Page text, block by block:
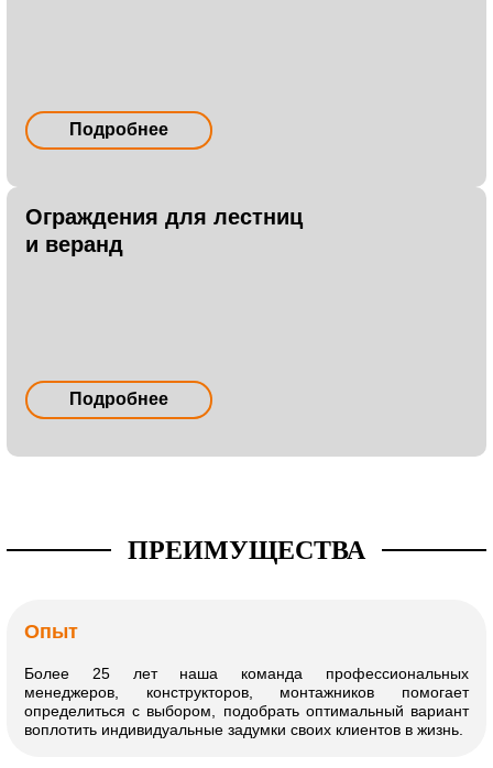
Подробнее
Ограждения для лестниц
и веранд
Подробнее
ПРЕИМУЩЕСТВА
Опыт
Более 25 лет наша команда профессиональных
менеджеров, конструкторов, монтажников помогает
определиться с выбором, подобрать оптимальный вариант
воплотить индивидуальные задумки своих клиентов в жизнь.